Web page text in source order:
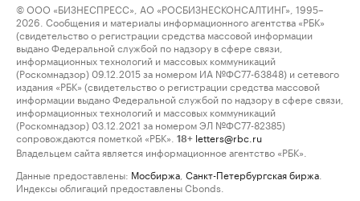
© ООО «БИЗНЕСПРЕСС», АО «РОСБИЗНЕСКОНСАЛТИНГ», 1995–
2026. Сообщения и материалы информационного агентства «РБК»
(свидетельство о регистрации средства массовой информации
выдано Федеральной службой по надзору в сфере связи,
информационных технологий и массовых коммуникаций
(Роскомнадзор) 09.12.2015 за номером ИА №ФС77-63848) и сетевого
издания «РБК» (свидетельство о регистрации средства массовой
информации выдано Федеральной службой по надзору в сфере связи,
информационных технологий и массовых коммуникаций
(Роскомнадзор) 03.12.2021 за номером ЭЛ №ФС77-82385)
сопровождаются пометкой «РБК».
18+ letters@rbc.ru
Владельцем сайта является информационное агентство «РБК».
Данные предоставлены: Мосбиржа Санкт-Петербургская биржа
Индексы облигаций предоставлены Cbonds.